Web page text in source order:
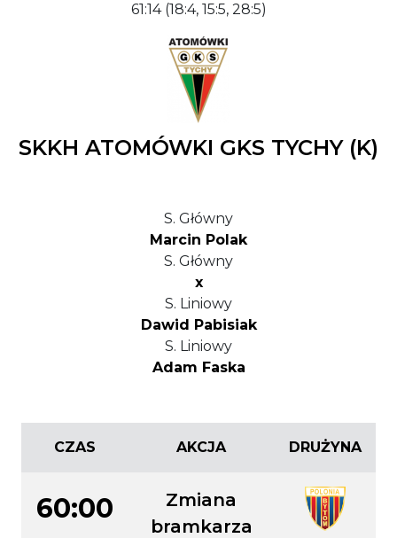
61:14 (18:4, 15:5, 28:5)
SKKH ATOMÓWKI GKS TYCHY (K)
S. Główny
Marcin Polak
S. Główny
x
S. Liniowy
Dawid Pabisiak
S. Liniowy
Adam Faska
CZAS AKCJA DRUŻYNA
60:00
Zmiana
bramkarza